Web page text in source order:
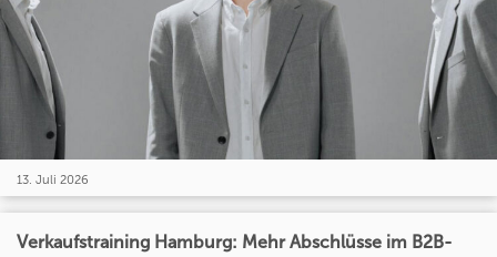
13. Juli 2026
Verkaufstraining Hamburg: Mehr Abschlüsse im B2B-